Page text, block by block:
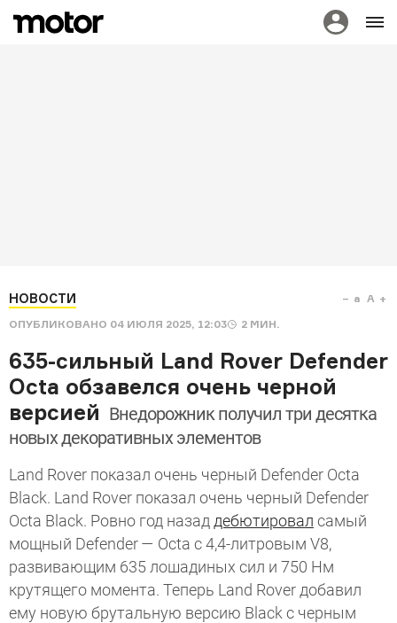
НОВОСТИ
ОПУБЛИКОВАНО 04 ИЮЛЯ 2025, 12:03 2 МИН.
a A
635-сильный Land Rover Defender
Octa обзавелся очень черной
версией Внедорожник получил три десятка
новых декоративных элементов
Land Rover показал очень черный Defender Octa
Black. Land Rover показал очень черный Defender
Octa Black. Ровно год назад дебютировал самый
мощный Defender — Octa с 4,4-литровым V8,
развивающим 635 лошадиных сил и 750 Нм
крутящего момента. Теперь Land Rover добавил
ему новую брутальную версию Black с черным